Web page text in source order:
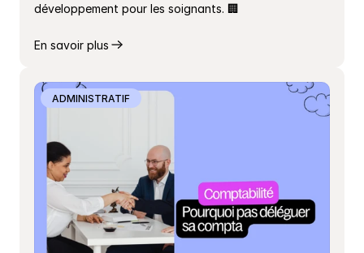
développement pour les soignants. 🏢
En savoir plus
ADMINISTRATIF